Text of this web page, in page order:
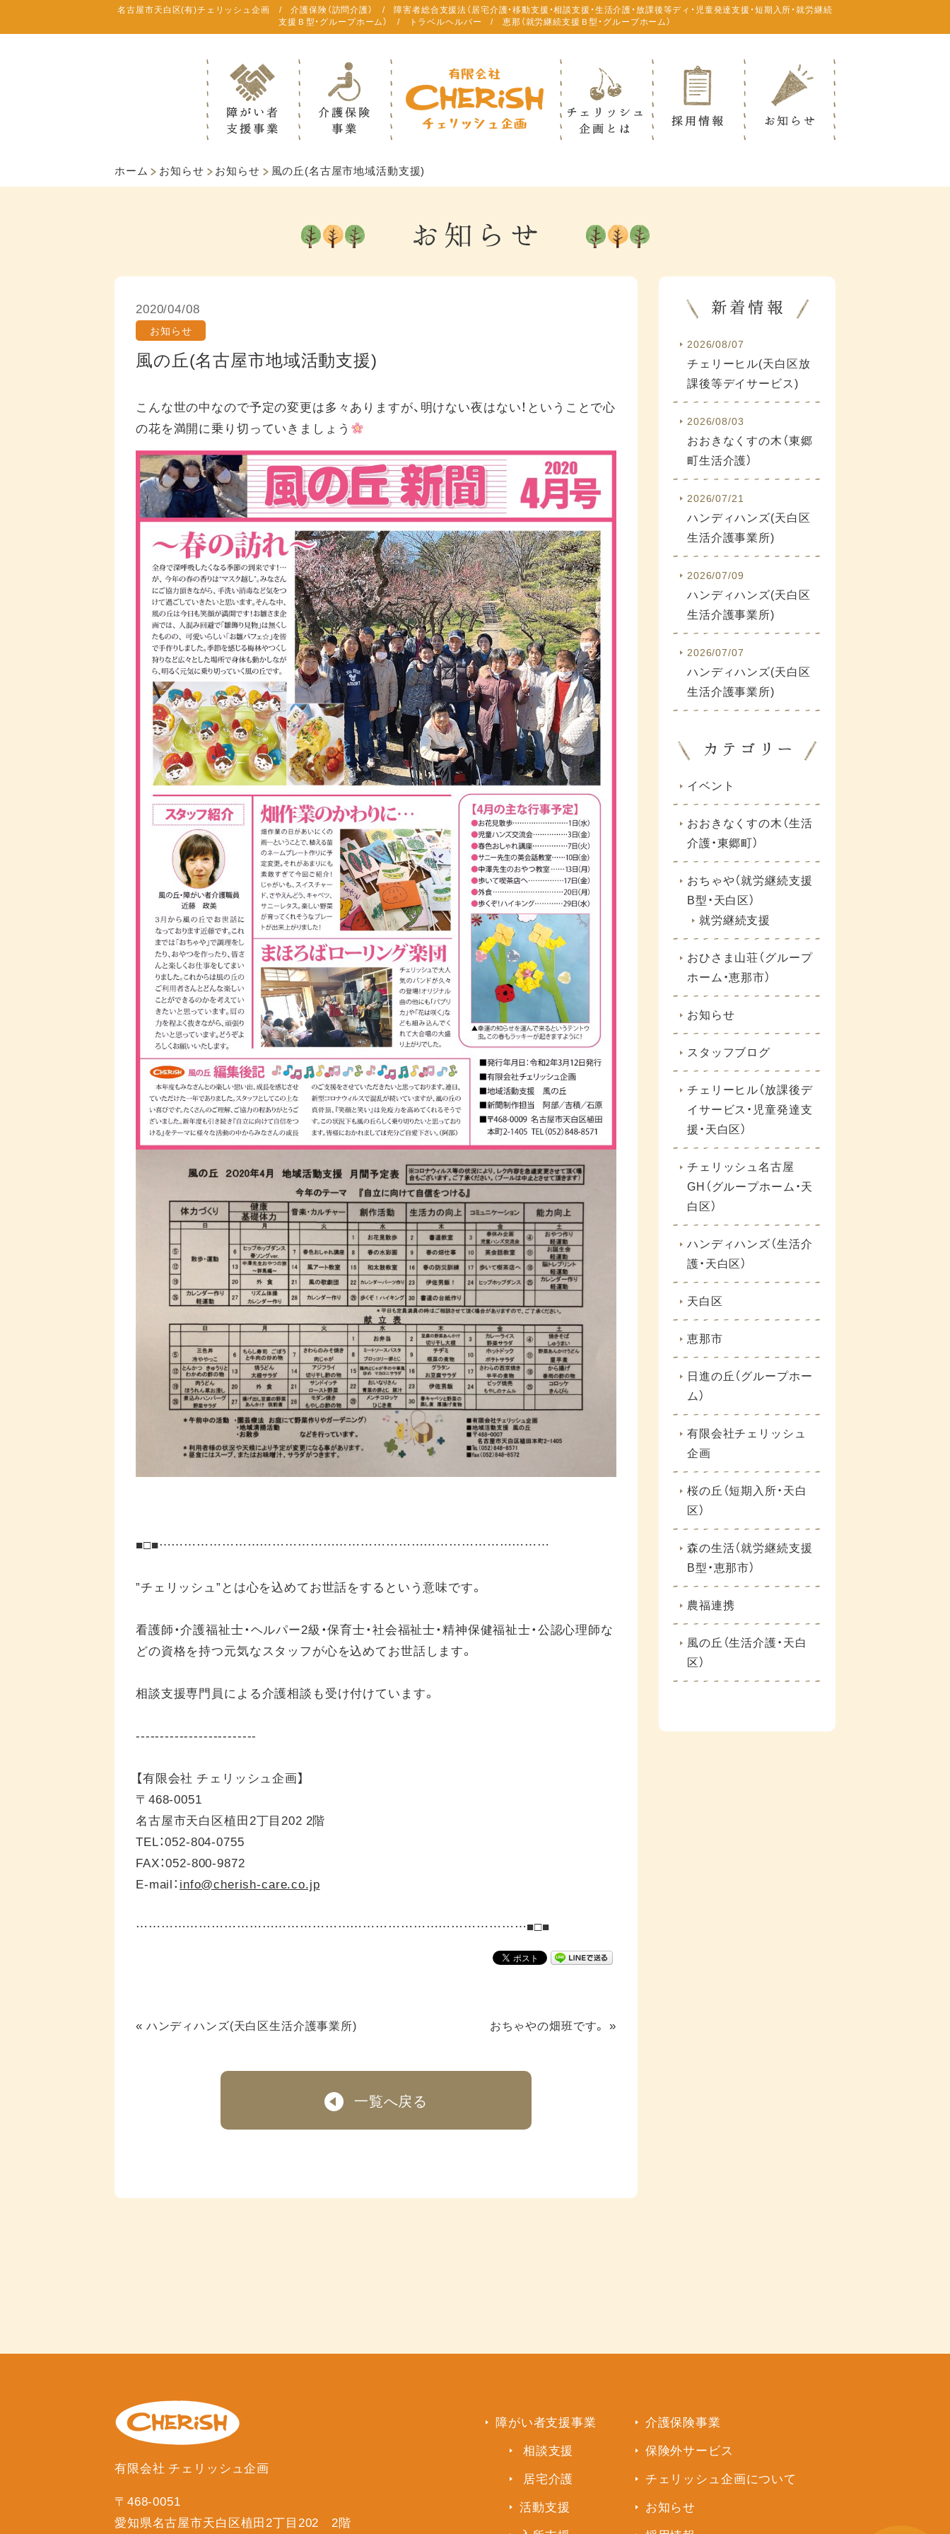
名古屋市天白区(有)チェリッシュ企画 / 介護保険（訪問介護） / 障害者総合支援法（居宅介護・移動支援・相談支援・生活介護・放課後等ディ・児童発達支援・短期入所・就労継続
支援Ｂ型・グループホーム） / トラベルヘルパー / 恵那（就労継続支援Ｂ型・グループホーム）
ホーム お知らせ お知らせ 風の丘(名古屋市地域活動支援)
2020/04/08
お知らせ
風の丘(名古屋市地域活動支援)
こんな世の中なので予定の変更は多々ありますが、明けない夜はない！ということで心
の花を満開に乗り切っていきましょう
■□■…………………………………………………………………………………
”チェリッシュ”とは心を込めてお世話をするという意味です。
看護師・介護福祉士・ヘルパー2級・保育士・社会福祉士・精神保健福祉士・公認心理師な
どの資格を持つ元気なスタッフが心を込めてお世話します。
相談支援専門員による介護相談も受け付けています。
-------------------------
【有限会社 チェリッシュ企画】
〒468-0051
名古屋市天白区植田2丁目202 2階
TEL：052-804-0755
FAX：052-800-9872
E-mail： info@cherish-care.co.jp
…………………………………………………………………………………■□■
« ハンディハンズ(天白区生活介護事業所) おちゃやの畑班です。 »
一覧へ戻る
2026/08/07
チェリーヒル(天白区放
課後等デイサービス)
2026/08/03
おおきなくすの木（東郷
町生活介護）
2026/07/21
ハンディハンズ(天白区
生活介護事業所)
2026/07/09
ハンディハンズ(天白区
生活介護事業所)
2026/07/07
ハンディハンズ(天白区
生活介護事業所)
イベント
おおきなくすの木（生活
介護・東郷町）
おちゃや（就労継続支援
B型・天白区）
就労継続支援
おひさま山荘（グループ
ホーム・恵那市）
お知らせ
スタッフブログ
チェリーヒル（放課後デ
イサービス・児童発達支
援・天白区）
チェリッシュ名古屋
GH（グループホーム・天
白区）
ハンディハンズ（生活介
護・天白区）
天白区
恵那市
日進の丘（グループホー
ム）
有限会社チェリッシュ
企画
桜の丘（短期入所・天白
区）
森の生活（就労継続支援
B型・恵那市）
農福連携
風の丘（生活介護・天白
区）
有限会社 チェリッシュ企画
〒468-0051
愛知県名古屋市天白区植田2丁目202 2階
障がい者支援事業
相談支援
居宅介護
活動支援
介護保険事業
保険外サービス
チェリッシュ企画について
お知らせ